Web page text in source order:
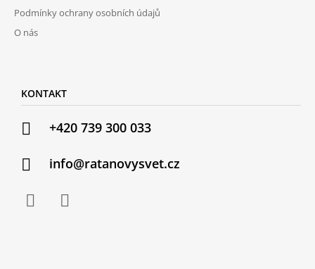
Podmínky ochrany osobních údajů
O nás
KONTAKT
+420 739 300 033
info@ratanovysvet.cz